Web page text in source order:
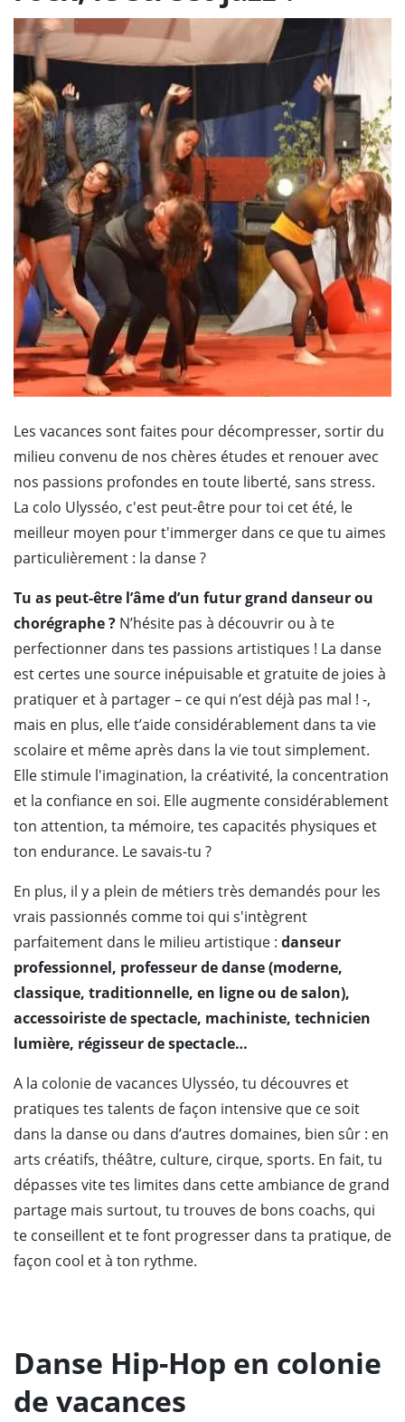
Les vacances sont faites pour décompresser, sortir du
milieu convenu de nos chères études et renouer avec
nos passions profondes en toute liberté, sans stress.
La colo Ulysséo, c'est peut-être pour toi cet été, le
meilleur moyen pour t'immerger dans ce que tu aimes
particulièrement : la danse ?
Tu as peut-être l’âme d’un futur grand danseur ou
chorégraphe ? N’hésite pas à découvrir ou à te
perfectionner dans tes passions artistiques ! La danse
est certes une source inépuisable et gratuite de joies à
pratiquer et à partager – ce qui n’est déjà pas mal ! -,
mais en plus, elle t’aide considérablement dans ta vie
scolaire et même après dans la vie tout simplement.
Elle stimule l'imagination, la créativité, la concentration
et la confiance en soi. Elle augmente considérablement
ton attention, ta mémoire, tes capacités physiques et
ton endurance. Le savais-tu ?
En plus, il y a plein de métiers très demandés pour les
vrais passionnés comme toi qui s'intègrent
parfaitement dans le milieu artistique : danseur
professionnel, professeur de danse (moderne,
classique, traditionnelle, en ligne ou de salon),
accessoiriste de spectacle, machiniste, technicien
lumière, régisseur de spectacle…
A la colonie de vacances Ulysséo, tu découvres et
pratiques tes talents de façon intensive que ce soit
dans la danse ou dans d’autres domaines, bien sûr : en
arts créatifs, théâtre, culture, cirque, sports. En fait, tu
dépasses vite tes limites dans cette ambiance de grand
partage mais surtout, tu trouves de bons coachs, qui
te conseillent et te font progresser dans ta pratique, de
façon cool et à ton rythme.
Danse Hip-Hop en colonie
de vacances